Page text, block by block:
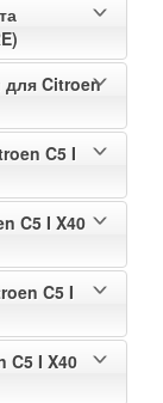
для Citroen
C5 I
C5 I X40
C5 I
C5 I X40